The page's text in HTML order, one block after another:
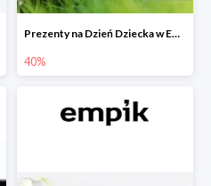
Prezenty na Dzień Dziecka w Empiku do -40%
40%